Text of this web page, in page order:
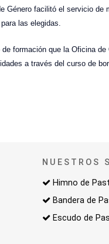
Género facilitó el servicio de
las elegidas.
formación que la Oficina de
a través del curso de
NUESTROS
Himno de
Bandera de
Escudo de